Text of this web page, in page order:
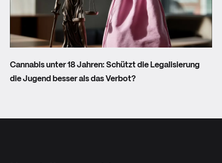
Cannabis unter 18 Jahren: Schützt die Legalisierung
die Jugend besser als das Verbot?